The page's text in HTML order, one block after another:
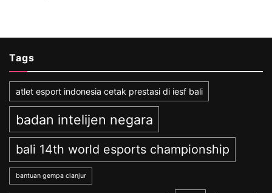
Tags
atlet esport indonesia cetak prestasi di iesf bali
badan intelijen negara
bali 14th world esports championship
bantuan gempa cianjur